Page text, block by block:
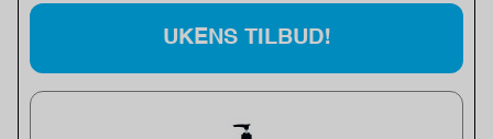
UKENS TILBUD!